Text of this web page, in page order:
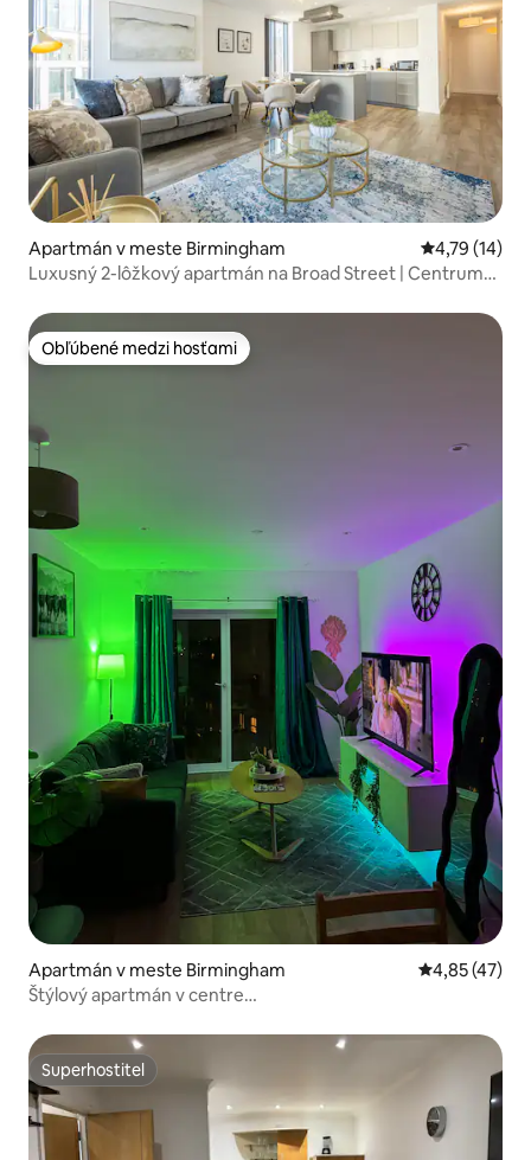
Apartmán v meste Birmingham Priemerné
4,79 (14)
Luxusný 2-lôžkový apartmán na Broad Street | Centrum
Obľúbené medzi hosťami
Obľúbené medzi hosťami
Apartmán v meste Birmingham Priemerné
4,85 (47)
Štýlový apartmán v centre
Superhostiteľ
Superhostiteľ